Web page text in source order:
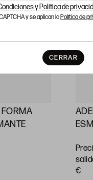
y Política de
y se aplican laPolítica de
CERRAR
FORMA
€